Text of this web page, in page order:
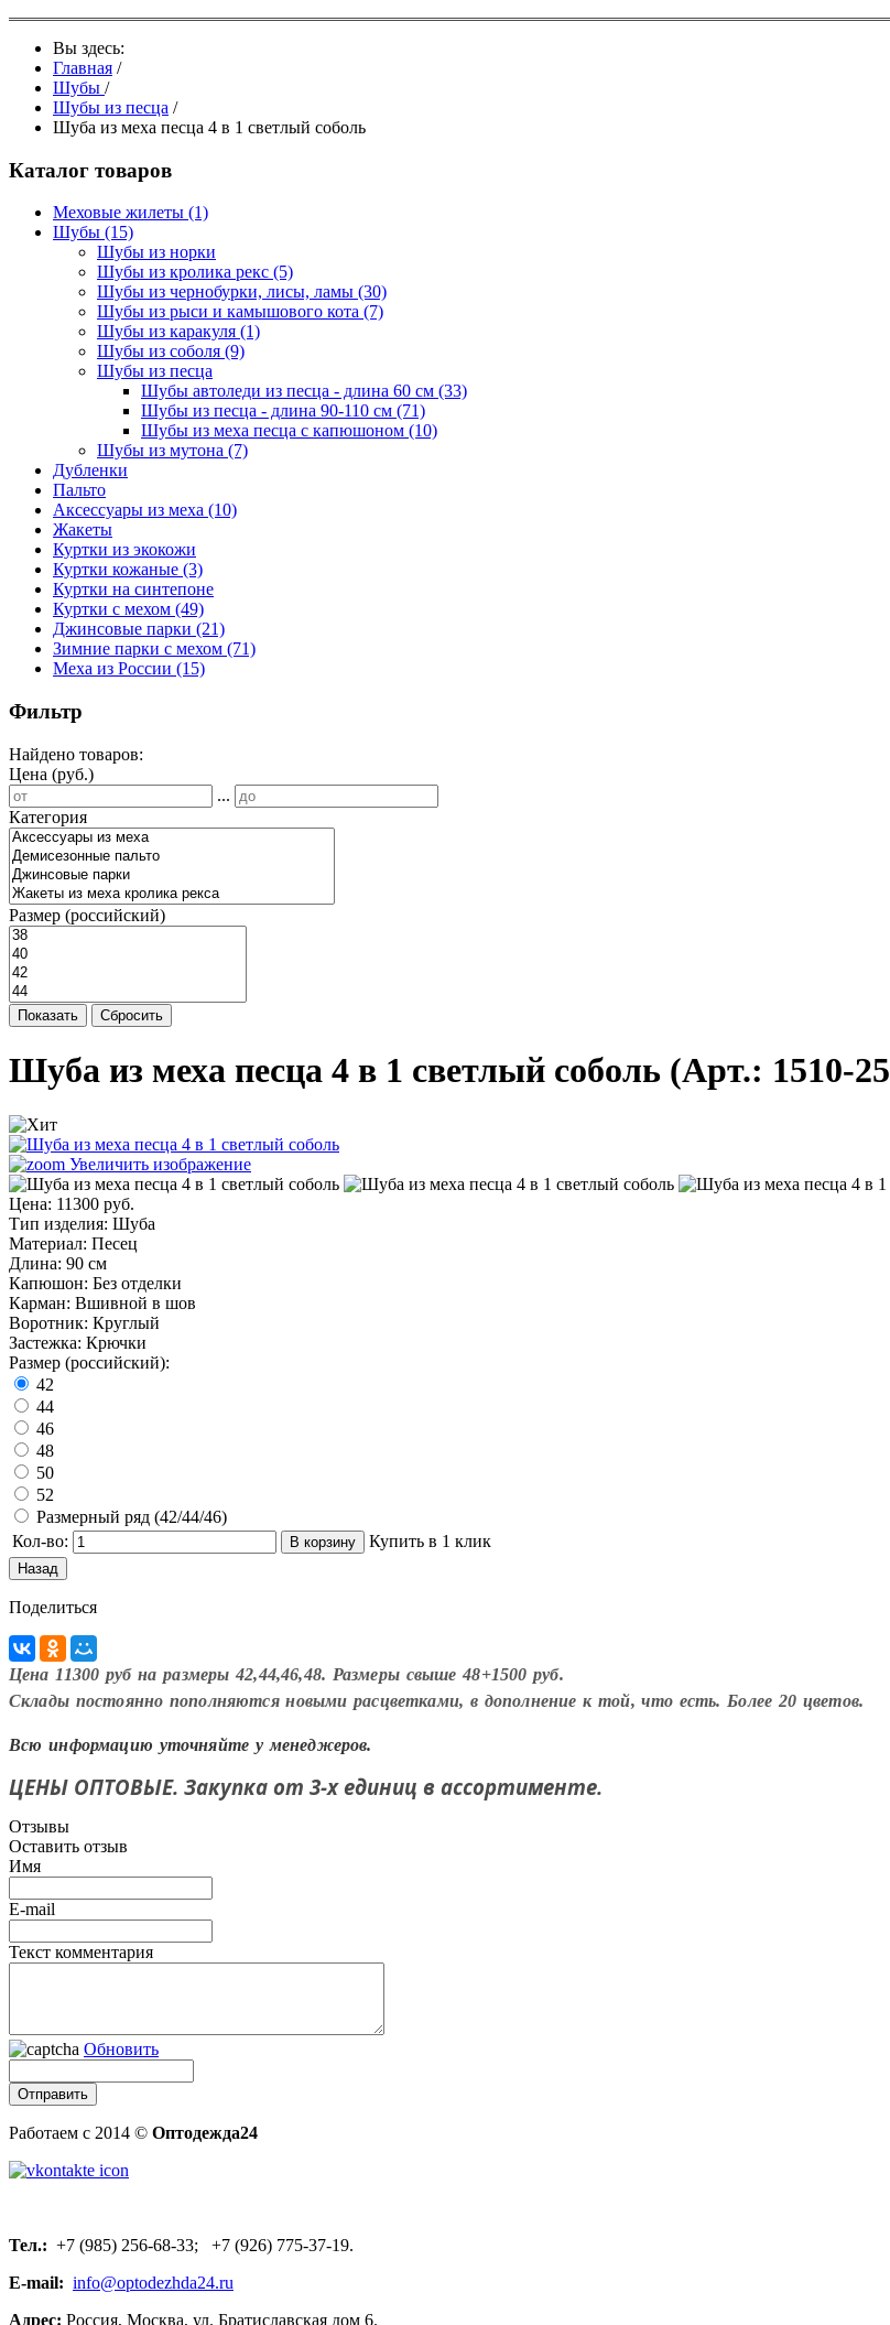
Вы здесь:
Главная /
Шубы /
Шубы из песца /
Шуба из меха песца 4 в 1 светлый соболь
Каталог товаров
Меховые жилеты (1)
Шубы (15)
Шубы из норки
Шубы из кролика рекс (5)
Шубы из чернобурки, лисы, ламы (30)
Шубы из рыси и камышового кота (7)
Шубы из каракуля (1)
Шубы из соболя (9)
Шубы из песца
Шубы автоледи из песца - длина 60 см (33)
Шубы из песца - длина 90-110 см (71)
Шубы из меха песца с капюшоном (10)
Шубы из мутона (7)
Дубленки
Пальто
Аксессуары из меха (10)
Жакеты
Куртки из экокожи
Куртки кожаные (3)
Куртки на синтепоне
Куртки с мехом (49)
Джинсовые парки (21)
Зимние парки с мехом (71)
Меха из России (15)
Фильтр
Найдено товаров:
Цена (руб.)
...
Категория
Размер (российский)
Показать Сбросить
Шуба из меха песца 4 в 1 светлый соболь (Арт.: 1510-25
Увеличить изображение
Цена: 11300 руб.
Тип изделия: Шуба
Материал: Песец
Длина: 90 см
Капюшон: Без отделки
Карман: Вшивной в шов
Воротник: Круглый
Застежка: Крючки
Размер (российский):
42
44
46
48
50
52
Размерный ряд (42/44/46)
Кол-во:
Купить в 1 клик
Поделиться
Цена 11300 руб на размеры 42,44,46,48. Размеры свыше 48+1500 руб.
Склады постоянно пополняются новыми расцветками, в дополнение к той, что есть. Более 20 цветов.
Всю информацию уточняйте у менеджеров.
ЦЕНЫ ОПТОВЫЕ. Закупка от 3-х единиц в ассортименте.
Отзывы
Оставить отзыв
Имя
E-mail
Текст комментария
Обновить
Работаем с 2014 © Оптодежда24
Тел.: +7 (985) 256-68-33; +7 (926) 775-37-19.
E-mail: info@optodezhda24.ru
Адрес: Россия, Москва, ул. Братиславская дом 6.